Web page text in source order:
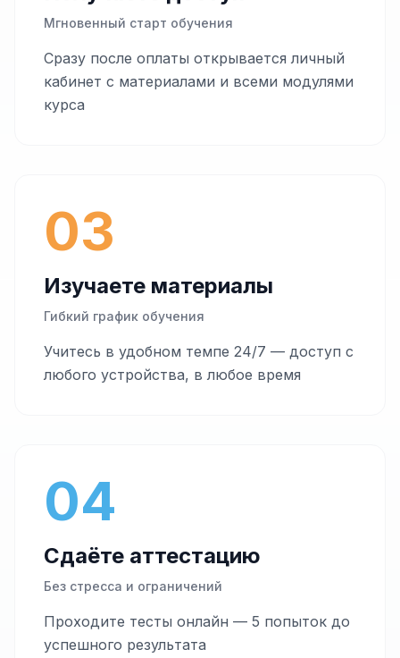
Мгновенный старт обучения
Сразу после оплаты открывается личный
кабинет с материалами и всеми модулями
курса
03
Изучаете материалы
Гибкий график обучения
Учитесь в удобном темпе 24/7 — доступ с
любого устройства, в любое время
04
Сдаёте аттестацию
Без стресса и ограничений
Проходите тесты онлайн — 5 попыток до
успешного результата